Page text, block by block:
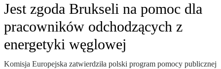
Jest zgoda Brukseli na pomoc dla
pracowników odchodzących z
energetyki węglowej
Komisja Europejska zatwierdziła polski program pomocy publicznej